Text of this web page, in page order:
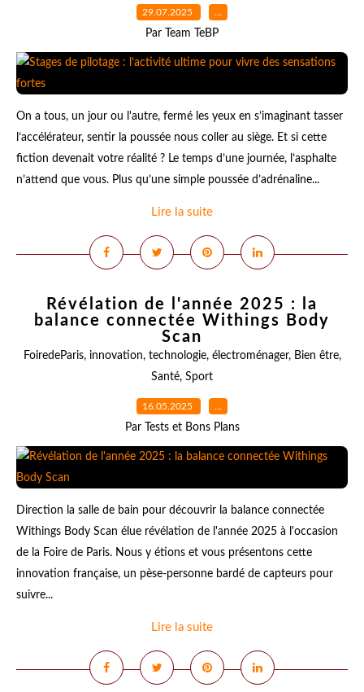
29.07.2025 …
Par Team TeBP
On a tous, un jour ou l'autre, fermé les yeux en s’imaginant tasser
l’accélérateur, sentir la poussée nous coller au siège. Et si cette
fiction devenait votre réalité ? Le temps d’une journée, l’asphalte
n’attend que vous. Plus qu’une simple poussée d’adrénaline...
Lire la suite
Révélation de l'année 2025 : la
balance connectée Withings Body
Scan
FoiredeParis, innovation, technologie, électroménager, Bien être,
Santé, Sport
16.05.2025 …
Par Tests et Bons Plans
Direction la salle de bain pour découvrir la balance connectée
Withings Body Scan élue révélation de l'année 2025 à l'occasion
de la Foire de Paris. Nous y étions et vous présentons cette
innovation française, un pèse-personne bardé de capteurs pour
suivre...
Lire la suite